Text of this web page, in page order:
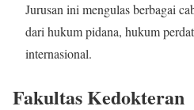
Jurusan ini mengulas berbagai
dari hukum pidana, hukum
internasional.
Fakultas Kedokteran